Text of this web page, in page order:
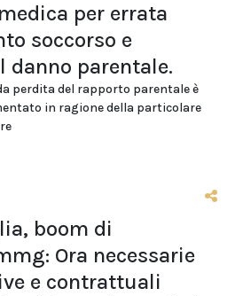
per errata
soccorso e
danno parentale.
perdita del rapporto parentale è
in ragione della particolare
boom di
Ora necessarie
e contrattuali